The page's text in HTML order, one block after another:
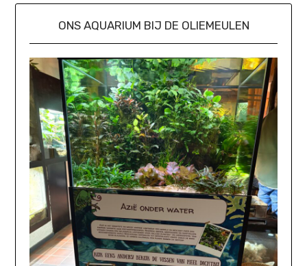
ONS AQUARIUM BIJ DE OLIEMEULEN